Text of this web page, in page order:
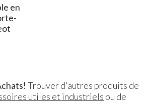
en
Trouver d'autres produits de
utiles et industriels ou de